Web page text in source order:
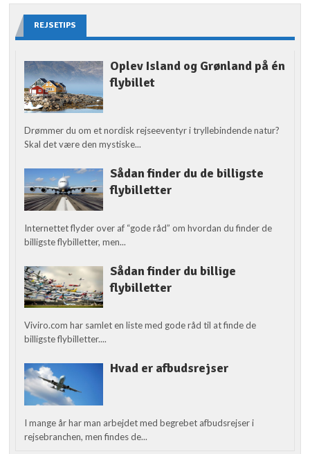
REJSETIPS
Oplev Island og Grønland på én
flybillet
Drømmer du om et nordisk rejseeventyr i tryllebindende natur?
Skal det være den mystiske...
Sådan finder du de billigste
flybilletter
Internettet flyder over af “gode råd” om hvordan du finder de
billigste flybilletter, men...
Sådan finder du billige
flybilletter
Viviro.com har samlet en liste med gode råd til at finde de
billigste flybilletter....
Hvad er afbudsrejser
I mange år har man arbejdet med begrebet afbudsrejser i
rejsebranchen, men findes de...